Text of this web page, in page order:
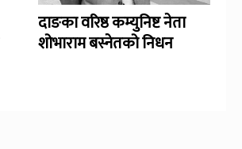
दाङका वरिष्ठ कम्युनिष्ट नेता
शोभाराम बस्नेतको निधन